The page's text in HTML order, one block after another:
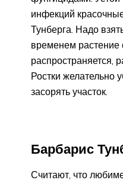
инфекций
Тунберга. Надо
временем растение
распространяется,
Ростки желательно
засорять участок.
Барбарис
Считают, что